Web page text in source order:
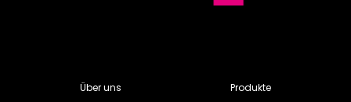
Über uns Produkte